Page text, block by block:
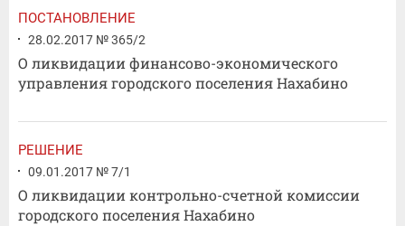
ПОСТАНОВЛЕНИЕ
28.02.2017 № 365/2
О ликвидации финансово-экономического
управления городского поселения Нахабино
РЕШЕНИЕ
09.01.2017 № 7/1
О ликвидации контрольно-счетной комиссии
городского поселения Нахабино